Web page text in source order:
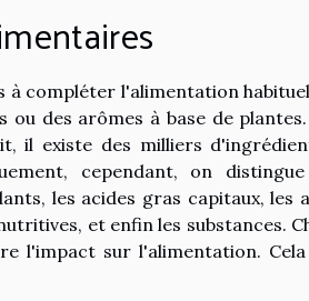
à compléter l'alimentation
ou des arômes à base de
il existe des milliers
cependant, on
les acides gras capitaux, les
et enfin les substances.
l'impact sur l'alimentation.